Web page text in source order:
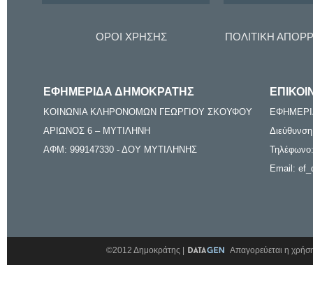
ΟΡΟΙ ΧΡΗΣΗΣ ΠΟΛΙΤΙΚΗ
ΕΦΗΜΕΡΙΔΑ ΔΗΜΟΚΡΑΤΗΣ
ΚΟΙΝΩΝΙΑ ΚΛΗΡΟΝΟΜΩΝ ΓΕΩΡΓΙΟΥ ΣΚΟΥΦΟΥ
ΑΡΙΩΝΟΣ 6 – ΜΥΤΙΛΗΝΗ
ΑΦΜ: 999147330 - ΔΟΥ ΜΥΤΙΛΗΝΗΣ
Email:
©2012 Δημοκράτης | Απαγορεύεται η